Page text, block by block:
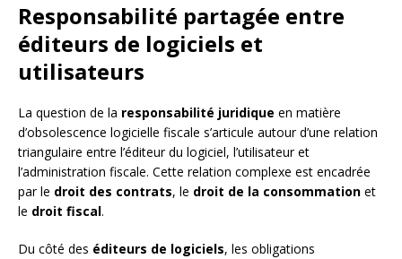
Responsabilité partagée entre
éditeurs de logiciels et
utilisateurs
La question de la responsabilité juridique en matière
d’obsolescence logicielle fiscale s’articule autour d’une relation
triangulaire entre l’éditeur du logiciel, l’utilisateur et
l’administration fiscale. Cette relation complexe est encadrée
par le droit des contrats, le droit de la consommation et
le droit fiscal.
Du côté des éditeurs de logiciels, les obligations